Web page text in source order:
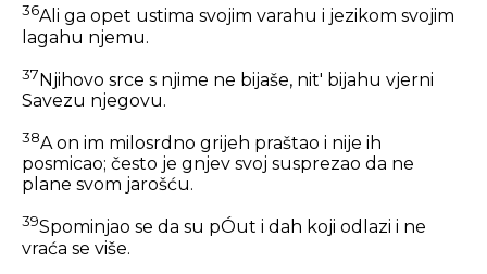
36Ali ga opet ustima svojim varahu i jezikom svojim
lagahu njemu.
37Njihovo srce s njime ne bijaše, nit' bijahu vjerni
Savezu njegovu.
38A on im milosrdno grijeh praštao i nije ih
posmicao; često je gnjev svoj susprezao da ne
plane svom jarošću.
39Spominjao se da su pÓut i dah koji odlazi i ne
vraća se više.